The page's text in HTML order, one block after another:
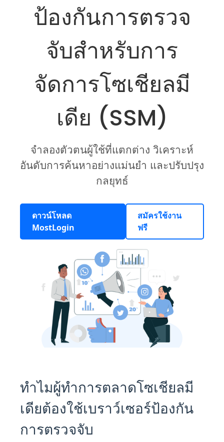
ป้องกันการตรวจ
จับสำหรับการ
จัดการโซเชียลมี
เดีย (SSM)
จำลองตัวตนผู้ใช้ที่แตกต่าง วิเคราะห์
อันดับการค้นหาอย่างแม่นยำ และปรับปรุง
กลยุทธ์
ดาวน์โหลด
MostLogin
สมัครใช้งาน
ฟรี
ทำไมผู้ทำการตลาดโซเชียลมี
เดียต้องใช้เบราว์เซอร์ป้องกัน
การตรวจจับ